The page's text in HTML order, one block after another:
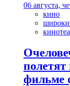
06 августа,
кино
фильме